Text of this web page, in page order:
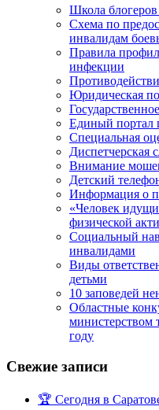
Школа
Схема по
инвалидам
Правила
инфекции
Юридическая
Единый портал
Специальная
Диспетчерская
Внимание
Детский
Информация о
«Человек
физической
Социальный
инвалидами
Виды
детьми
10 заповедей
Областные
министерством
году
Свежие записи
🏆 Сегодня в